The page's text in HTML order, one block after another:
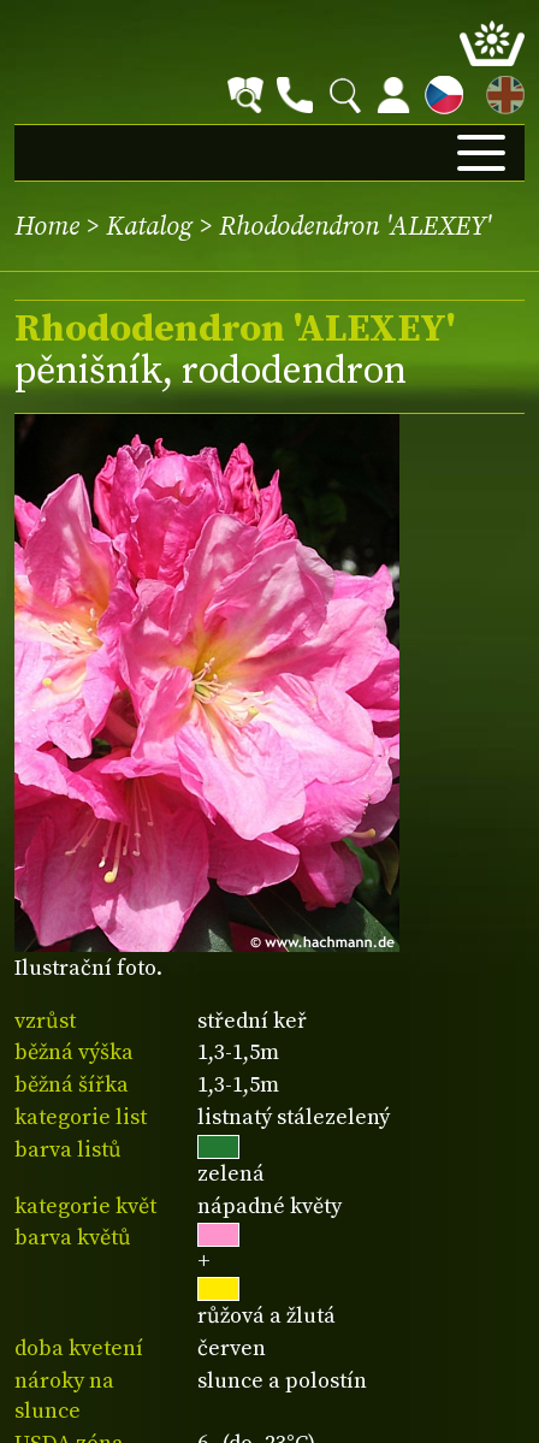
EN
Home > Katalog> Rhododendron 'ALEXEY'
Ilustrační foto.
Rhododendron 'ALEXEY'
pěnišník, rododendron
vzrůst
střední keř
běžná výška
1,3-1,5m
běžná šířka
1,3-1,5m
kategorie list
listnatý stálezelený
barva listů
zelená
kategorie květ
nápadné květy
barva květů
+
růžová a žlutá
doba kvetení
červen
nároky na
slunce
slunce a polostín